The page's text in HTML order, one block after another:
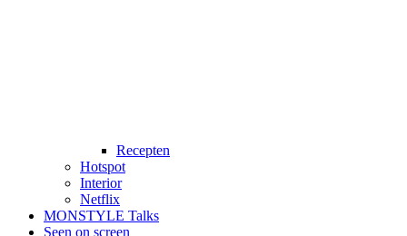
Recepten
Hotspot
Interior
Netflix
MONSTYLE Talks
Seen on screen